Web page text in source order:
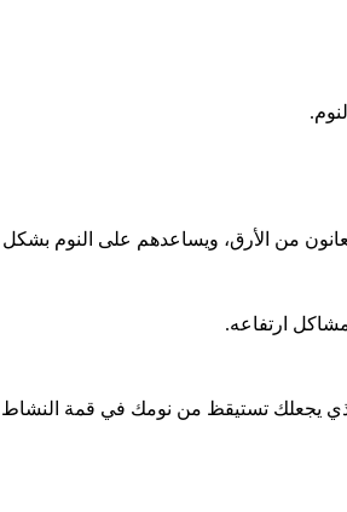
من الأرق، ويساعدهم على النوم
ارتفاعه.
يجعلك تستيقظ من نومك في قمة النشاط